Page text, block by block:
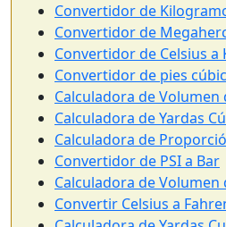
Convertidor de
Convertidor de
Convertidor de Celsius a
Convertidor de pies
Calculadora de Volumen
Calculadora de Yardas
Calculadora de
Convertidor de PSI a Bar
Calculadora de Volumen
Convertir Celsius a